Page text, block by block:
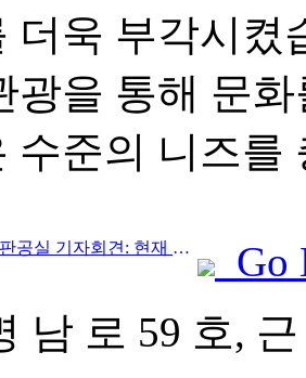
더욱 부각시
광을 통해 문
수준의 니즈를
Prev:국무원 정보판공실 기자회견: 현재 우리나라에는 자가운전 관광 서비스를 제공할 수 있는 국경항구가 28개 있습니다.
Go
남 로 59 호,